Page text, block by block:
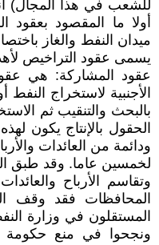
للشعب في هذا المجال)
أولا ما المقصود
ميدان النفط والغاز
يسمى عقود التراخيص
عقود المشاركة: هي
الأجنبية لاستخراج
بالبحث والتنقيب ثم
الحقول بالإنتاج يكون
ودائمة من العائدات
لخمسين عاما. وقد طبق
وتقاسم الأرباح
المحافظات فقد وقف
المستقلون في وزارة
ونجحوا في منع حكومة